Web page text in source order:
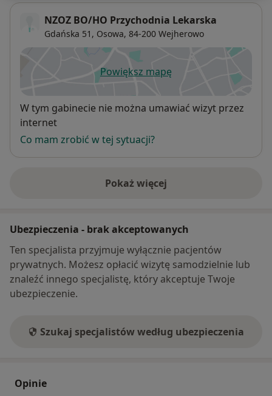
NZOZ BO/HO Przychodnia Lekarska
Gdańska 51, Osowa, 84-200 Wejherowo
Powiększ mapęotwiera się w nowej karcie
Dostępność
W tym gabinecie nie można umawiać wizyt przez
internet
Co mam zrobić w tej sytuacji?
Pokaż więcej
o adresie
Ubezpieczenia - brak akceptowanych
Ten specjalista przyjmuje wyłącznie pacjentów
prywatnych. Możesz opłacić wizytę samodzielnie lub
znaleźć innego specjalistę, który akceptuje Twoje
ubezpieczenie.
Szukaj specjalistów według ubezpieczenia
Opinie